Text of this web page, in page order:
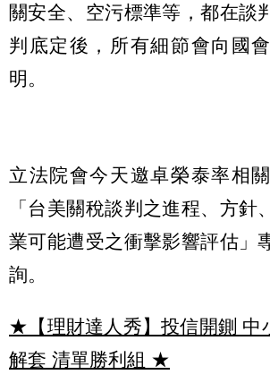
關安全、空污標準等，都在談
判底定後，所有細節會向國
明。
立法院會今天邀卓榮泰率相
「台美關稅談判之進程、方針
業可能遭受之衝擊影響評估」
詢。
★【理財達人秀】投信開鍘 中
解套 清單勝利組 ★